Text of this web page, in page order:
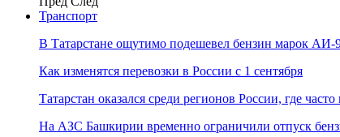
Транспорт
В Татарстане ощутимо подешевел бензин марок
Как изменятся перевозки в России с 1 сентября
Татарстан оказался среди регионов России, где
На АЗС Башкирии временно ограничили отпуск